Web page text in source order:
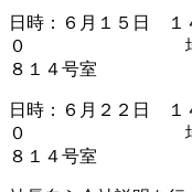
日時：６月１５日 １
０ 場所：いわ
８１４号室
日時：６月２２日 １
０ 場所：いわ
８１４号室